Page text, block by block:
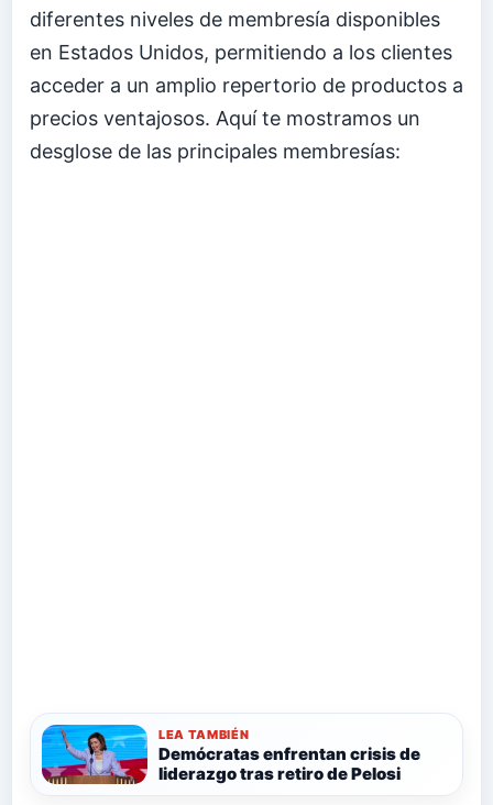
diferentes niveles de membresía disponibles
en Estados Unidos, permitiendo a los clientes
acceder a un amplio repertorio de productos a
precios ventajosos. Aquí te mostramos un
desglose de las principales membresías:
LEA TAMBIÉN
Demócratas enfrentan crisis de
liderazgo tras retiro de Pelosi